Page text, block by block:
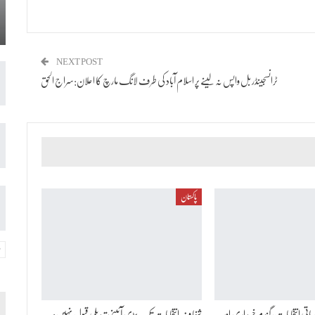
NEXT POST
ٹرانسجینڈر بل واپس نہ لینے پر اسلام آباد کی طرف لانگ مارچ کا اعلان:سراج الحق
پاکستان